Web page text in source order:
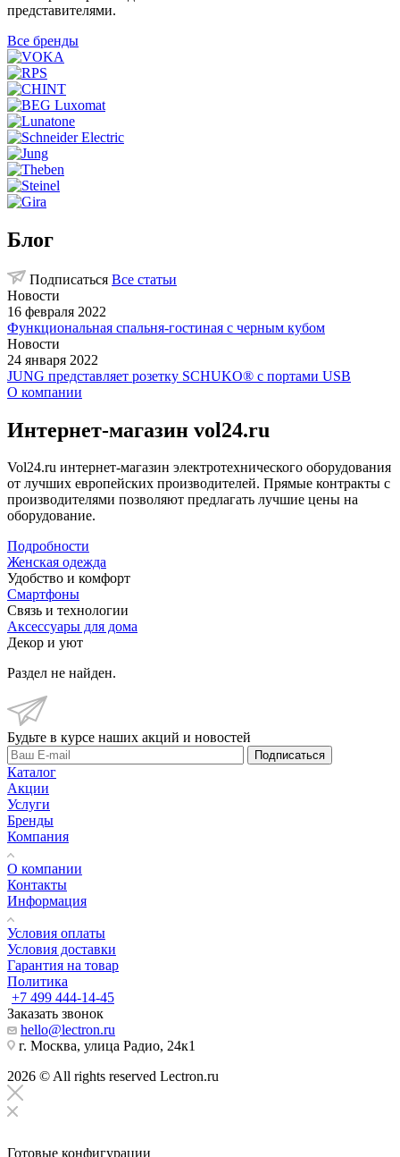
представителями.
Все бренды
Блог
Подписаться Все статьи
Новости
16 февраля 2022
Функциональная спальня-гостиная с черным кубом
Новости
24 января 2022
JUNG представляет розетку SCHUKO® с портами USB
О компании
Интернет-магазин vol24.ru
Vol24.ru интернет-магазин электротехнического оборудования
от лучших европейских производителей. Прямые контракты с
производителями позволяют предлагать лучшие цены на
оборудование.
Подробности
Женская одежда
Удобство и комфорт
Смартфоны
Связь и технологии
Аксессуары для дома
Декор и уют
Раздел не найден.
Будьте в курсе наших акций и новостей
Подписаться
Каталог
Акции
Услуги
Бренды
Компания
О компании
Контакты
Информация
Условия оплаты
Условия доставки
Гарантия на товар
Политика
+7 499 444-14-45
Заказать звонок
hello@lectron.ru
г. Москва, улица Радио, 24к1
2026 © All rights reserved Lectron.ru
Готовые конфигурации